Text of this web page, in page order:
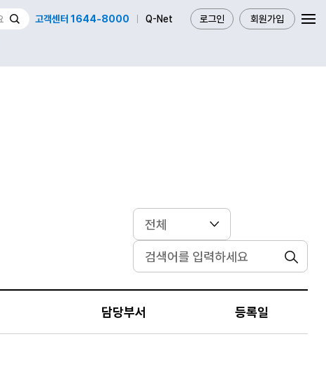
로그인 회원가입
고객센터 1644-8000 Q-Net
검색
담당부서 등록일